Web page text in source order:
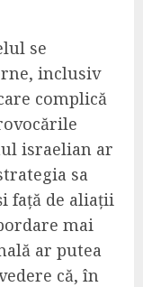
se
inclusiv
complică
israelian ar
sa
față de aliații
mai
ar putea
că, în